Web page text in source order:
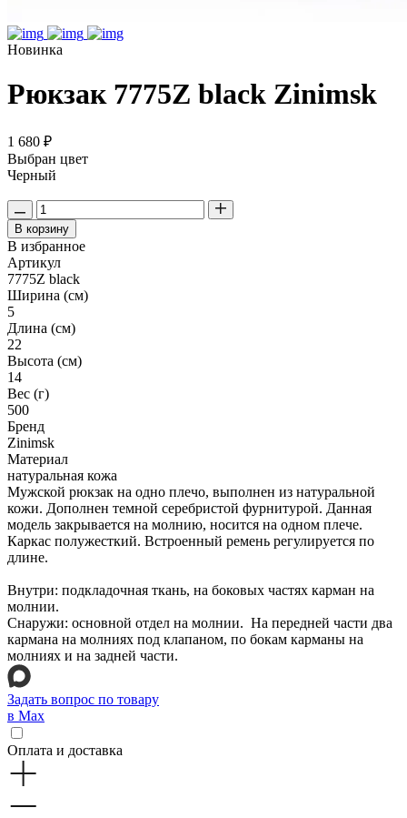
Новинка
Рюкзак 7775Z black Zinimsk
1 680 ₽
Выбран цвет
Черный
В корзину
В избранное
Артикул
7775Z black
Ширина (см)
5
Длина (см)
22
Высота (см)
14
Вес (г)
500
Бренд
Zinimsk
Материал
натуральная кожа
Мужской рюкзак на одно плечо, выполнен из натуральной
кожи. Дополнен темной серебристой фурнитурой. Данная
модель закрывается на молнию, носится на одном плече.
Каркас полужесткий. Встроенный ремень регулируется по
длине.
Внутри: подкладочная ткань, на боковых частях карман на
молнии.
Снаружи: основной отдел на молнии. На передней части два
кармана на молниях под клапаном, по бокам карманы на
молниях и на задней части.
Задать вопрос по товару
в Max
Оплата и доставка